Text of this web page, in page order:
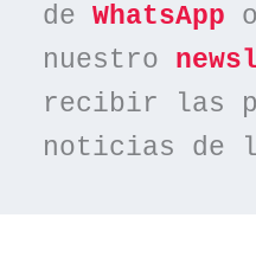
de WhatsApp
nuestro
recibir las
noticias de